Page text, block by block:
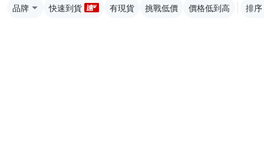
品牌 快速到貨 有現貨 挑戰低價 價格低到高 排序